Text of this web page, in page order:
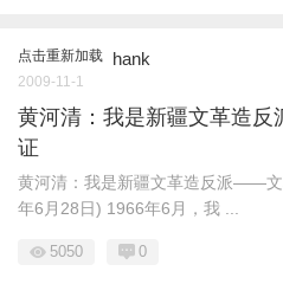
点击重新加载 hank
2009-11-1
黄河清：我是新疆文革造
证
黄河清：我是新疆文革造反派——
年6月28日) 1966年6月，我 ...
5050 0